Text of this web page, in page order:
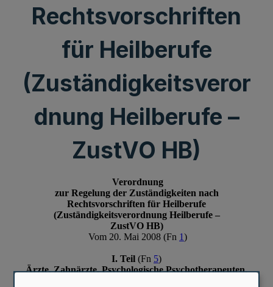
Rechtsvorschriften
für Heilberufe
(Zuständigkeitsveror
dnung Heilberufe –
ZustVO HB)